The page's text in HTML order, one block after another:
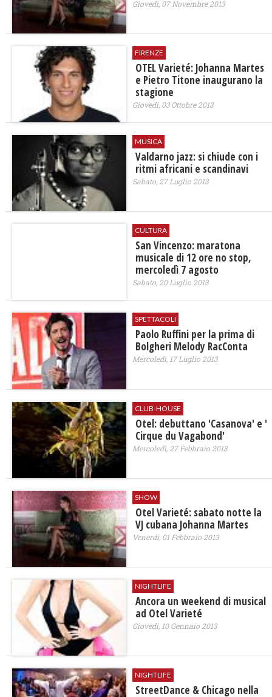
Giovedì, 07 Novembre 2013
FIRENZE
OTEL Varieté: Johanna Martes
e Pietro Titone inaugurano la
stagione
Giovedì, 03 Ottobre 2013
MUSICA
Valdarno jazz: si chiude con i
ritmi africani e scandinavi
Sabato, 27 Luglio 2013
CULTURA
San Vincenzo: maratona
musicale di 12 ore no stop,
mercoledì 7 agosto
Sabato, 20 Luglio 2013
SPETTACOLI
Paolo Ruffini per la prima di
Bolgheri Melody RacConta
Mercoledì, 17 Luglio 2013
CLUB-HOUSE
Otel: debuttano 'Casanova' e '
Cirque du Vagabond'
Mercoledì, 27 Febbraio 2013
SHOW
Otel Varieté: sabato notte la
VJ cubana Johanna Martes
Venerdì, 01 Febbraio 2013
NIGHTLIFE
Ancora un weekend di musical
ad Otel Varieté
Giovedì, 10 Gennaio 2013
NIGHTLIFE
StreetDance & Chicago nella